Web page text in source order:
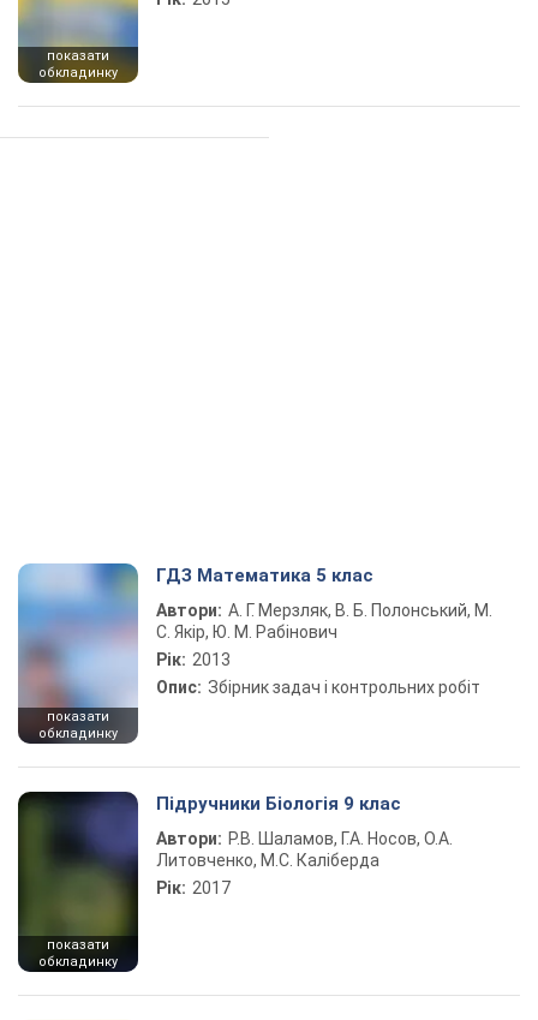
показати
обкладинку
показати
обкладинку
ГДЗ Математика 5 клас
Автори: А. Г. Мерзляк, В. Б. Полонський, М.
С. Якір, Ю. М. Рабінович
Рік: 2013
Опис: Збірник задач і контрольних робіт
показати
обкладинку
Підручники Біологія 9 клас
Автори: Р.В. Шаламов, Г.А. Носов, О.А.
Литовченко, М.С. Каліберда
Рік: 2017